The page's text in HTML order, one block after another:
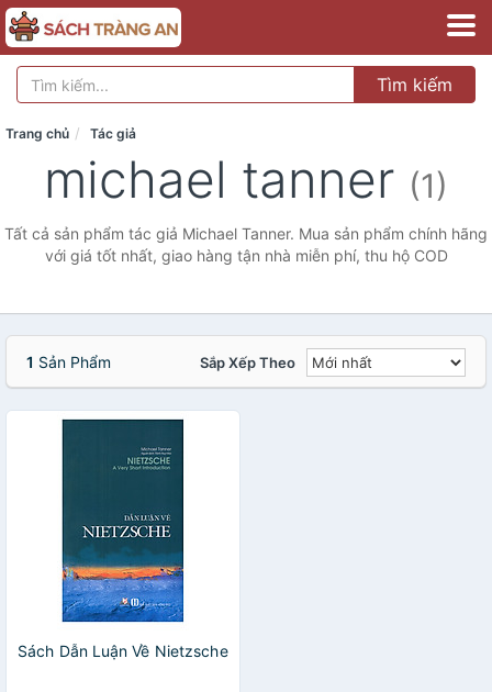
Tìm kiếm
Trang chủ Tác giả
michael tanner (1)
Tất cả sản phẩm tác giả Michael Tanner. Mua sản phẩm chính hãng
với giá tốt nhất, giao hàng tận nhà miễn phí, thu hộ COD
1 Sản Phẩm Sắp Xếp Theo
Sách Dẫn Luận Về Nietzsche